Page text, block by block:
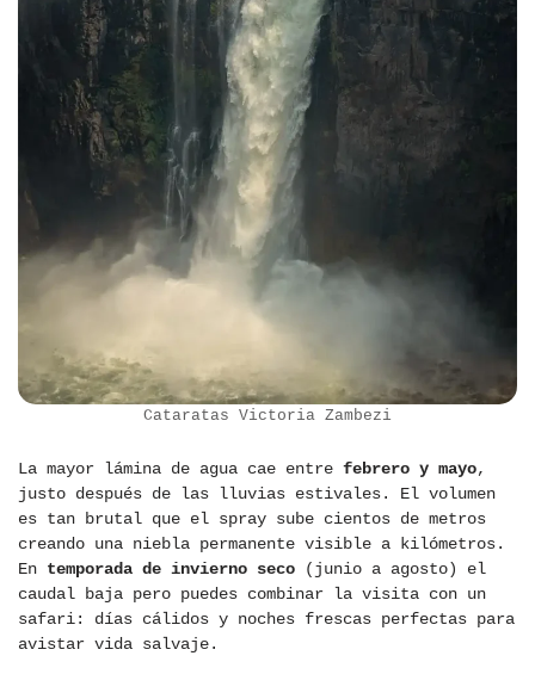
Cataratas Victoria Zambezi
La mayor lámina de agua cae entre febrero y mayo,
justo después de las lluvias estivales. El volumen
es tan brutal que el spray sube cientos de metros
creando una niebla permanente visible a kilómetros.
En temporada de invierno seco (junio a agosto) el
caudal baja pero puedes combinar la visita con un
safari: días cálidos y noches frescas perfectas para
avistar vida salvaje.